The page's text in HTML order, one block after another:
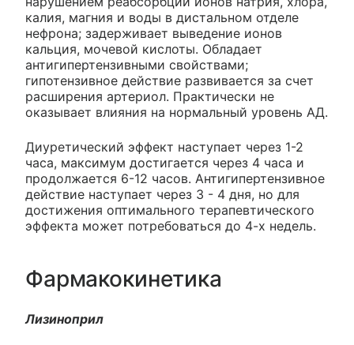
калия, магния и воды в дистальном отделе
нефрона; задерживает выведение ионов
кальция, мочевой кислоты. Обладает
антигипертензивными свойствами;
гипотензивное действие развивается за счет
расширения артериол. Практически не
оказывает влияния на нормальный уровень АД.
Диуретический эффект наступает через 1-2
часа, максимум достигается через 4 часа и
продолжается 6-12 часов. Антигипертензивное
действие наступает через 3 - 4 дня, но для
достижения оптимального терапевтического
эффекта может потребоваться до 4-х недель.
Фармакокинетика
Лизиноприл